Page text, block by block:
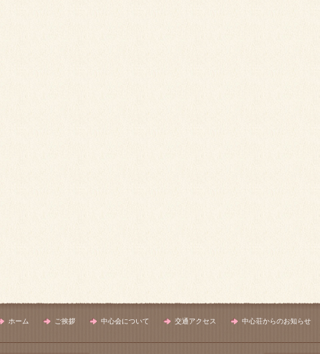
ホーム ご挨拶 中心会について 交通アクセス 中心荘からのお知らせ